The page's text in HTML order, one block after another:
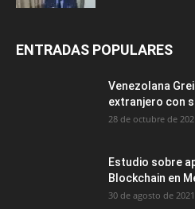
ENTRADAS POPULARES
Venezolana
extranjero con
28 de octubre de
Estudio sobre
Blockchain en
30 de agosto de 2021